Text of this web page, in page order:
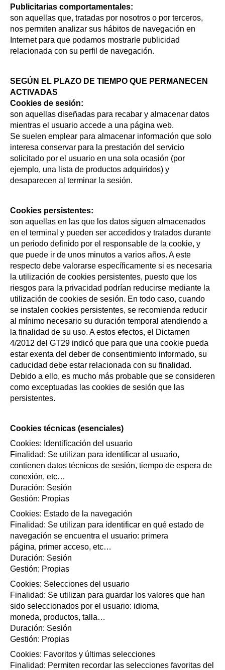
Publicitarias comportamentales:
son aquellas que, tratadas por nosotros o por terceros,
nos permiten analizar sus hábitos de navegación en
Internet para que podamos mostrarle publicidad
relacionada con su perfil de navegación.
SEGÚN EL PLAZO DE TIEMPO QUE PERMANECEN
ACTIVADAS
Cookies de sesión:
son aquellas diseñadas para recabar y almacenar datos
mientras el usuario accede a una página web.
Se suelen emplear para almacenar información que solo
interesa conservar para la prestación del servicio
solicitado por el usuario en una sola ocasión (por
ejemplo, una lista de productos adquiridos) y
desaparecen al terminar la sesión.
Cookies persistentes:
son aquellas en las que los datos siguen almacenados
en el terminal y pueden ser accedidos y tratados durante
un periodo definido por el responsable de la cookie, y
que puede ir de unos minutos a varios años. A este
respecto debe valorarse específicamente si es necesaria
la utilización de cookies persistentes, puesto que los
riesgos para la privacidad podrían reducirse mediante la
utilización de cookies de sesión. En todo caso, cuando
se instalen cookies persistentes, se recomienda reducir
al mínimo necesario su duración temporal atendiendo a
la finalidad de su uso. A estos efectos, el Dictamen
4/2012 del GT29 indicó que para que una cookie pueda
estar exenta del deber de consentimiento informado, su
caducidad debe estar relacionada con su finalidad.
Debido a ello, es mucho más probable que se consideren
como exceptuadas las cookies de sesión que las
persistentes.
Cookies técnicas (esenciales)
Cookies: Identificación del usuario
Finalidad: Se utilizan para identificar al usuario,
contienen datos técnicos de sesión, tiempo de espera de
conexión, etc…
Duración: Sesión
Gestión: Propias
Cookies: Estado de la navegación
Finalidad: Se utilizan para identificar en qué estado de
navegación se encuentra el usuario: primera
página, primer acceso, etc…
Duración: Sesión
Gestión: Propias
Cookies: Selecciones del usuario
Finalidad: Se utilizan para guardar los valores que han
sido seleccionados por el usuario: idioma,
moneda, productos, talla…
Duración: Sesión
Gestión: Propias
Cookies: Favoritos y últimas selecciones
Finalidad: Permiten recordar las selecciones favoritas del